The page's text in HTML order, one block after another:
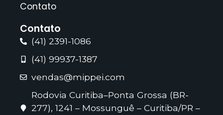
Contato
Contato
(41) 2391-1086
(41) 99937-1387
vendas@mippei.com
Rodovia Curitiba–Ponta Grossa (BR-
277), 1241 – Mossunguê – Curitiba/PR –